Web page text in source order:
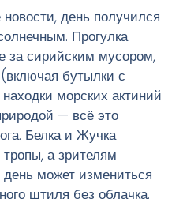
день получился
Прогулка
за сирийским мусором,
бутылки с
морских актиний
— всё это
Белка и Жучка
а зрителям
день может измениться
штиля без облачка.